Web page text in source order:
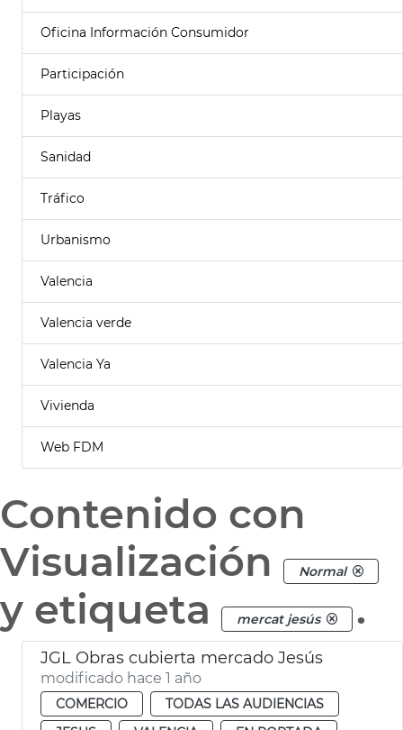
Oficina Información Consumidor
Participación
Playas
Sanidad
Tráfico
Urbanismo
Valencia
Valencia verde
Valencia Ya
Vivienda
Web FDM
Contenido con
Visualización
Normal
y etiqueta mercat jesús .
JGL Obras cubierta mercado Jesús
modificado hace 1 año
COMERCIO
TODAS LAS AUDIENCIAS